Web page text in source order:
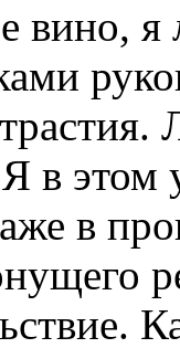
вино, я
в
в